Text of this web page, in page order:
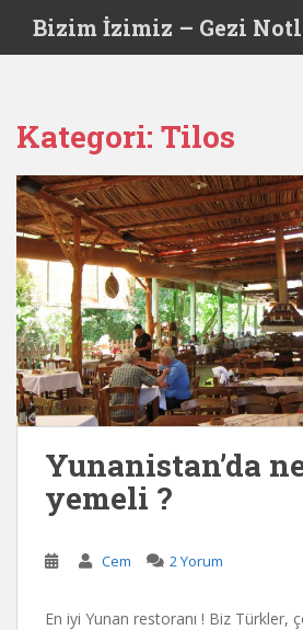
i
Bizim İzimiz – Gezi
Kategori: Tilos
Yunanistan’da
yemeli ?
Cem 2 Yorum
En iyi Yunan restoranı ! Biz Türkler,